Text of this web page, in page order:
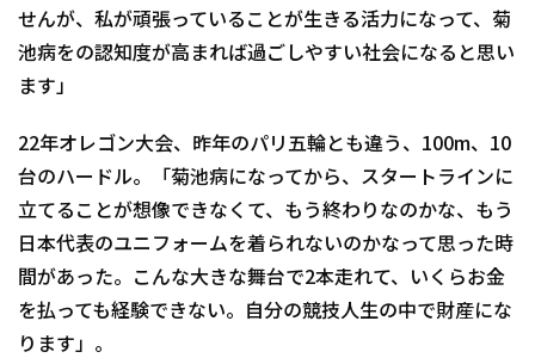
せんが、私が頑張っていることが生きる活力になって、菊
池病をの認知度が高まれば過ごしやすい社会になると思い
ます」
22年オレゴン大会、昨年のパリ五輪とも違う、100m、10
台のハードル。「菊池病になってから、スタートラインに
立てることが想像できなくて、もう終わりなのかな、もう
日本代表のユニフォームを着られないのかなって思った時
間があった。こんな大きな舞台で2本走れて、いくらお金
を払っても経験できない。自分の競技人生の中で財産にな
ります」。